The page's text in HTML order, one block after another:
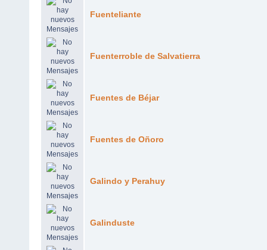
Fuenteliante
Fuenterroble de Salvatierra
Fuentes de Béjar
Fuentes de Oñoro
Galindo y Perahuy
Galinduste